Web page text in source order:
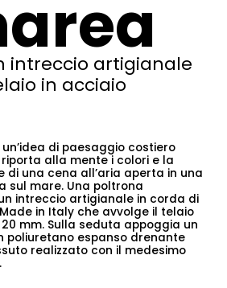
intreccio artigianale
in acciaio
di paesaggio costiero
alla mente i colori e la
di una cena all’aria aperta in una
sul mare. Una poltrona
intreccio artigianale in corda di
in Italy che avvolge il telaio
mm. Sulla seduta appoggia un
poliuretano espanso drenante
realizzato con il medesimo